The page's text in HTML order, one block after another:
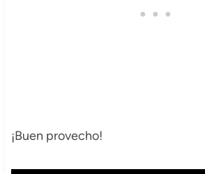
¡Buen provecho!